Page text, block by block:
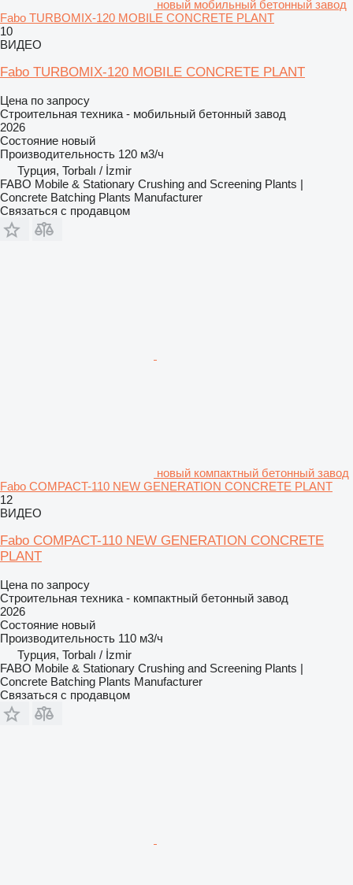
новый мобильный бетонный завод
Fabo TURBOMIX-120 MOBILE CONCRETE PLANT
10
ВИДЕО
Fabo TURBOMIX-120 MOBILE CONCRETE PLANT
Цена по запросу
Строительная техника - мобильный бетонный завод
2026
Состояние новый
Производительность 120 м3/ч
Турция, Torbalı / İzmir
FABO Mobile & Stationary Crushing and Screening Plants |
Concrete Batching Plants Manufacturer
Связаться с продавцом
новый компактный бетонный завод
Fabo COMPACT-110 NEW GENERATION CONCRETE PLANT
12
ВИДЕО
Fabo COMPACT-110 NEW GENERATION CONCRETE
PLANT
Цена по запросу
Строительная техника - компактный бетонный завод
2026
Состояние новый
Производительность 110 м3/ч
Турция, Torbalı / İzmir
FABO Mobile & Stationary Crushing and Screening Plants |
Concrete Batching Plants Manufacturer
Связаться с продавцом